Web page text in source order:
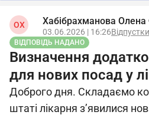
ОХ Хабібрахманова Олена
03.06.2026 | 16:26Відпустки
ВІДПОВІДЬ НАДАНО
Визначення
для нових посад у
Доброго дня. Складаємо
штаті лікарня з’явилися